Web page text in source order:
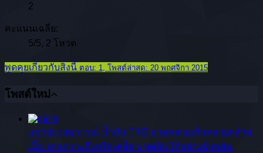
2
คะแนนเฉลี่ย:
5/5, 2 โหวต
พูดคุยเกี่ยวกับสิ่งนี้ ตอบ: 1, โพสต์ล่าสุด: 20 พฤศจิกา 2015
โพสต์ใหม่
แชร์ประสบการณ์ น้ำมัน TKO นวดคลายเส้นคลายกล้าม
เนื้อ จากภาวะตึงหรือเคล็ด บาดเจ็บ ได้อย่างฉับพลัน